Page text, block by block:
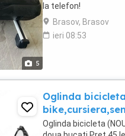
5
la telefon!
Brasov, Brasov
ieri 08:53
Oglinda
Oglinda bicicleta